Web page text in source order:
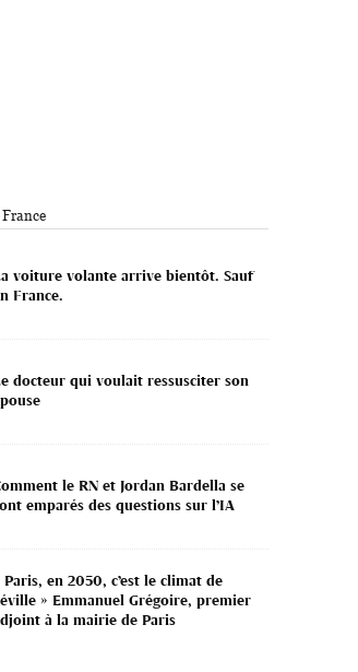
voiture volante arrive bientôt. Sauf
France.
docteur qui voulait ressusciter son
le RN et Jordan Bardella se
emparés des questions sur l’IA
Paris, en 2050, c’est le climat de
» Emmanuel Grégoire, premier
à la mairie de Paris